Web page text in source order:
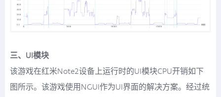
三、UI模块
该游戏在红米Note2设备上运行时的UI模块CPU开销如下
图所示。该游戏使用NGUI作为UI界面的解决方案。经过统